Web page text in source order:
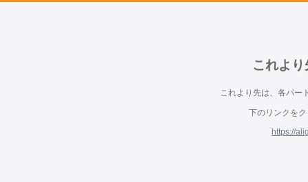
これよ
これより先は、各パー
下のリンクを
https://